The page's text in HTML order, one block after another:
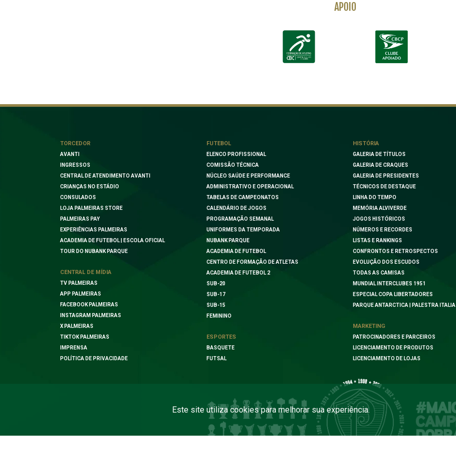
APOIO
TORCEDOR
AVANTI
INGRESSOS
CENTRAL DE ATENDIMENTO AVANTI
CRIANÇAS NO ESTÁDIO
CONSULADOS
LOJA PALMEIRAS STORE
PALMEIRAS PAY
EXPERIÊNCIAS PALMEIRAS
ACADEMIA DE FUTEBOL | ESCOLA OFICIAL
TOUR DO NUBANK PARQUE
CENTRAL DE MÍDIA
TV PALMEIRAS
APP PALMEIRAS
FACEBOOK PALMEIRAS
INSTAGRAM PALMEIRAS
X PALMEIRAS
TIKTOK PALMEIRAS
IMPRENSA
POLÍTICA DE PRIVACIDADE
FUTEBOL
ELENCO PROFISSIONAL
COMISSÃO TÉCNICA
NÚCLEO SAÚDE E PERFORMANCE
ADMINISTRATIVO E OPERACIONAL
TABELAS DE CAMPEONATOS
CALENDÁRIO DE JOGOS
PROGRAMAÇÃO SEMANAL
UNIFORMES DA TEMPORADA
NUBANK PARQUE
ACADEMIA DE FUTEBOL
CENTRO DE FORMAÇÃO DE ATLETAS
ACADEMIA DE FUTEBOL 2
SUB-20
SUB-17
SUB-15
FEMININO
ESPORTES
BASQUETE
FUTSAL
HISTÓRIA
GALERIA DE TÍTULOS
GALERIA DE CRAQUES
GALERIA DE PRESIDENTES
TÉCNICOS DE DESTAQUE
LINHA DO TEMPO
MEMÓRIA ALVIVERDE
JOGOS HISTÓRICOS
NÚMEROS E RECORDES
LISTAS E RANKINGS
CONFRONTOS E RETROSPECTOS
EVOLUÇÃO DOS ESCUDOS
TODAS AS CAMISAS
MUNDIAL INTERCLUBES 1951
ESPECIAL COPA LIBERTADORES
PARQUE ANTARCTICA | PALESTRA ITALIA
MARKETING
PATROCINADORES E PARCEIROS
LICENCIAMENTO DE PRODUTOS
LICENCIAMENTO DE LOJAS
Este site utiliza cookies para melhorar sua experiência.